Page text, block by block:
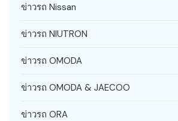
ข่าวรถ Nissan
ข่าวรถ NIUTRON
ข่าวรถ OMODA
ข่าวรถ OMODA & JAECOO
ข่าวรถ ORA